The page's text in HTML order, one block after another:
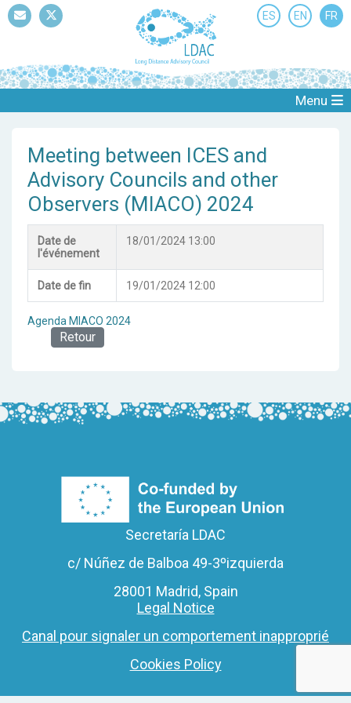
ES EN FR
Menu
Meeting between ICES and
Advisory Councils and other
Observers (MIACO) 2024
Agenda MIACO 2024
Date de
l'événement
18/01/2024 13:00
Date de fin 19/01/2024 12:00
Retour
Secretaría LDAC
c/ Núñez de Balboa 49-3ºizquierda
28001 Madrid, Spain
Legal Notice
Canal pour signaler un comportement inapproprié
Cookies Policy